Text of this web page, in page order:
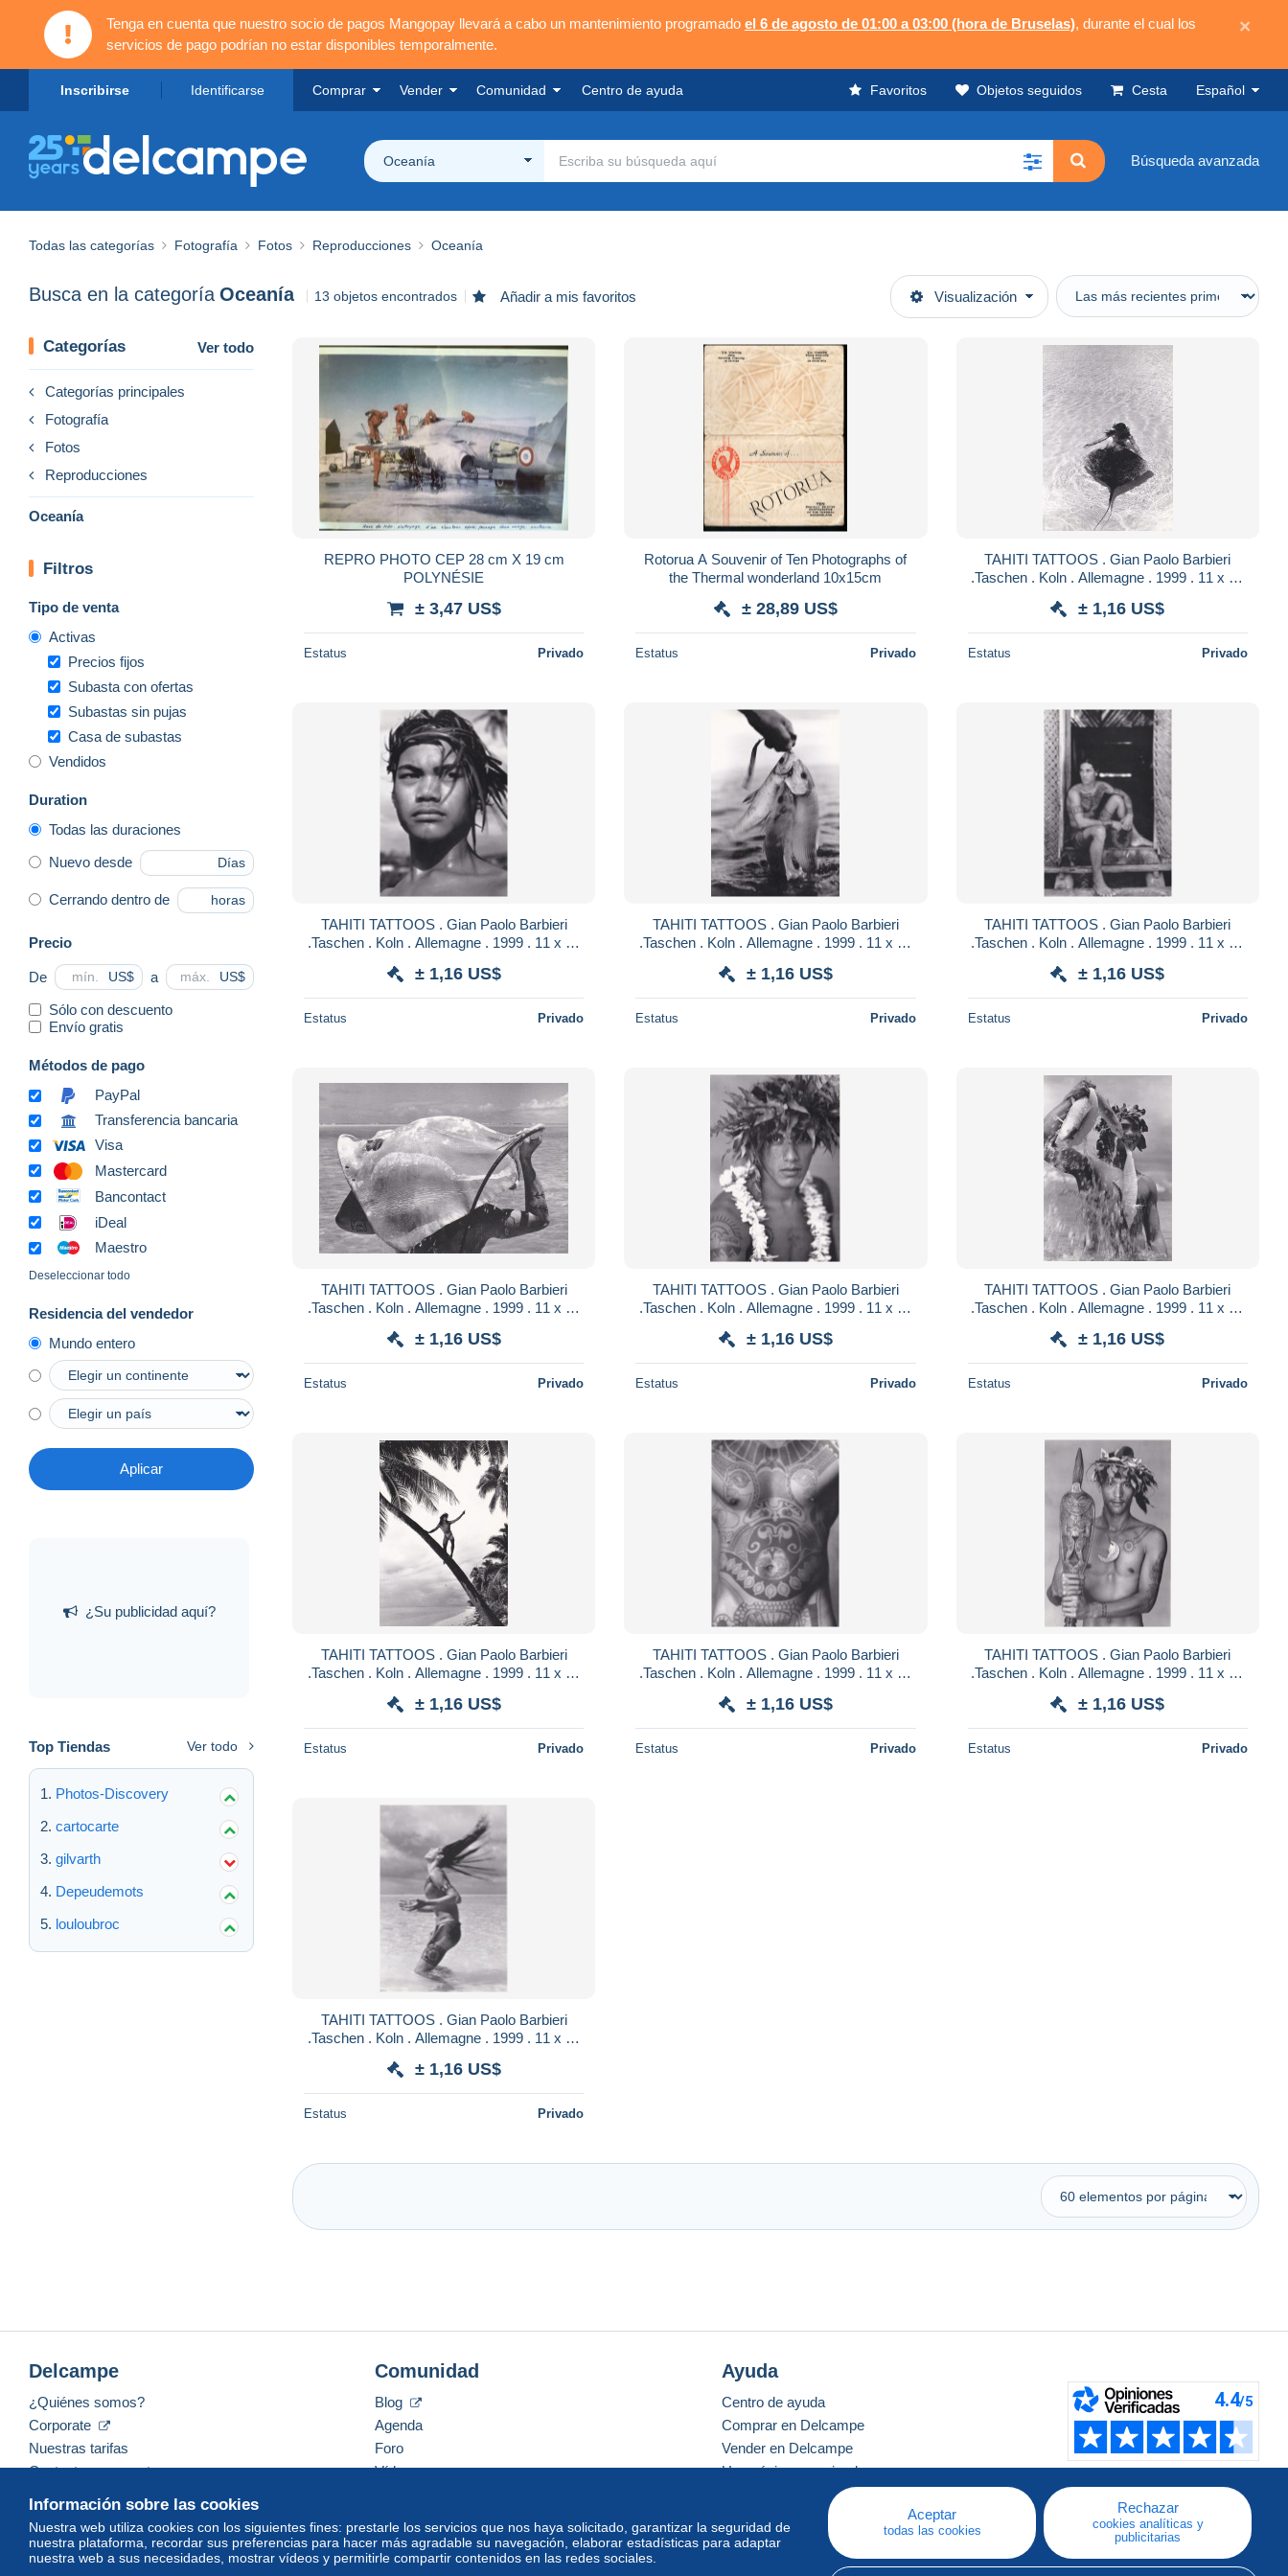
Tenga en cuenta que nuestro socio de pagos Mangopay llevará a cabo un mantenimiento programado el 6 de agosto de 01:00 a 03:00 (hora de Bruselas), durante el cual los
servicios de pago podrían no estar disponibles temporalmente.
×
Inscribirse Identificarse Comprar Vender Comunidad Centro de ayuda Favoritos Objetos seguidos Cesta Español
Oceanía Búsqueda avanzada
Todas las categorías Fotografía Fotos Reproducciones Oceanía
Busca en la categoría Oceanía 13 objetos encontrados Añadir a mis favoritos Visualización
Categorías Ver todo
Categorías principales
Fotografía
Fotos
Reproducciones
Oceanía
Filtros
Tipo de venta
Activas
Precios fijos
Subasta con ofertas
Subastas sin pujas
Casa de subastas
Vendidos
Duration
Todas las duraciones
Nuevo desde Días
Cerrando dentro de horas
Precio
De US$ a US$
Sólo con descuento
Envío gratis
Métodos de pago
PayPal
Transferencia bancaria
Visa
Mastercard
Bancontact
iDeal
Maestro
Deseleccionar todo
Residencia del vendedor
Mundo entero
Aplicar
¿Su publicidad aquí?
Top Tiendas Ver todo
Photos-Discovery
cartocarte
gilvarth
Depeudemots
louloubroc
REPRO PHOTO CEP 28 cm X 19 cm
POLYNÉSIE
± 3,47 US$
Estatus Privado
Rotorua A Souvenir of Ten Photographs of
the Thermal wonderland 10x15cm
± 28,89 US$
Estatus Privado
TAHITI TATTOOS . Gian Paolo Barbieri
.Taschen . Koln . Allemagne . 1999 . 11 x 16
± 1,16 US$
Estatus Privado
TAHITI TATTOOS . Gian Paolo Barbieri
.Taschen . Koln . Allemagne . 1999 . 11 x 16
± 1,16 US$
Estatus Privado
TAHITI TATTOOS . Gian Paolo Barbieri
.Taschen . Koln . Allemagne . 1999 . 11 x 16
± 1,16 US$
Estatus Privado
TAHITI TATTOOS . Gian Paolo Barbieri
.Taschen . Koln . Allemagne . 1999 . 11 x 16
± 1,16 US$
Estatus Privado
TAHITI TATTOOS . Gian Paolo Barbieri
.Taschen . Koln . Allemagne . 1999 . 11 x 16
± 1,16 US$
Estatus Privado
TAHITI TATTOOS . Gian Paolo Barbieri
.Taschen . Koln . Allemagne . 1999 . 11 x 16
± 1,16 US$
Estatus Privado
TAHITI TATTOOS . Gian Paolo Barbieri
.Taschen . Koln . Allemagne . 1999 . 11 x 16
± 1,16 US$
Estatus Privado
TAHITI TATTOOS . Gian Paolo Barbieri
.Taschen . Koln . Allemagne . 1999 . 11 x 16
± 1,16 US$
Estatus Privado
TAHITI TATTOOS . Gian Paolo Barbieri
.Taschen . Koln . Allemagne . 1999 . 11 x 16
± 1,16 US$
Estatus Privado
TAHITI TATTOOS . Gian Paolo Barbieri
.Taschen . Koln . Allemagne . 1999 . 11 x 16
± 1,16 US$
Estatus Privado
TAHITI TATTOOS . Gian Paolo Barbieri
.Taschen . Koln . Allemagne . 1999 . 11 x 16
± 1,16 US$
Estatus Privado
Información sobre las cookies
Nuestra web utiliza cookies con los siguientes fines: prestarle los servicios que nos haya solicitado, garantizar la seguridad de
nuestra plataforma, recordar sus preferencias para hacer más agradable su navegación, elaborar estadísticas para adaptar
nuestra web a sus necesidades, mostrar vídeos y permitirle compartir contenidos en las redes sociales.
Aceptar
todas las cookies
Rechazar
cookies analíticas y
publicitarias
Delcampe
¿Quiénes somos?
Corporate
Nuestras tarifas
Contacte con nosotros
Comunidad
Blog
Agenda
Foro
Vídeos
Ayuda
Centro de ayuda
Comprar en Delcampe
Vender en Delcampe
Una página securizada
Español USD America/Indiana/Vevay Modo estándar